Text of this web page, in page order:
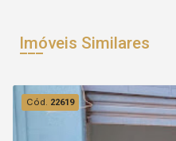
Imóveis Similares
Cód. 22619